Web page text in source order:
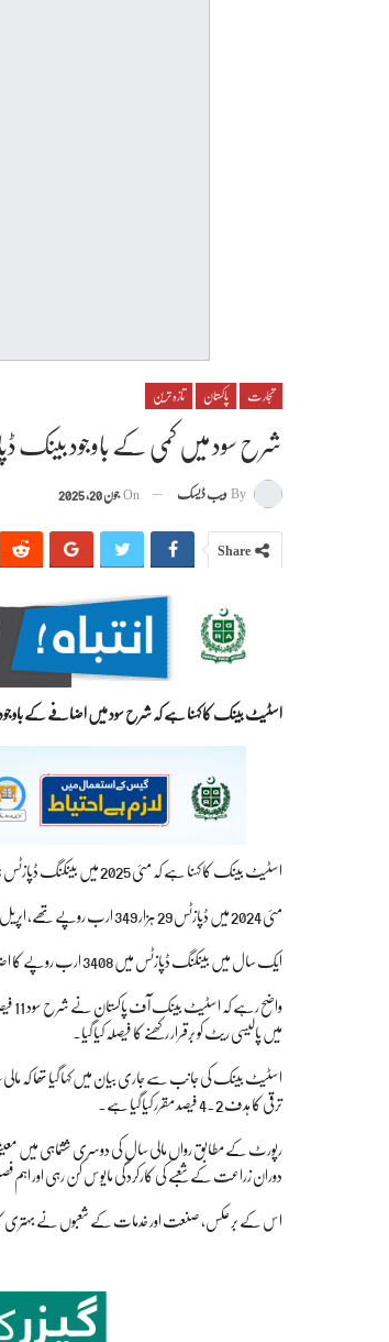
تجارت پاکستان تازہ ترین
شرح سود میں کمی کے باوجود بینک
By ویب ڈیسک On جون 20, 2025
Share
اسٹیٹ بینک کا کہنا ہے کہ شرح سود میں اضافے کے
اسٹیٹ بینک کا کہنا ہے کہ مئی 2025 میں بینکنگ ڈپازٹس 11.6 فیصد بڑھے ہیں، بینکنگ ڈپازٹس 32 ہزار 757 ارب روپے تک پہنچ گئے ہیں۔
مئی 2024 میں ڈپازٹس 29 ہزار 349 ارب روپے تھے، اپریل کے مقابلے میں مئی میں 441 ارب روپے کا ماہانہ اضافہ ہوا ہے۔
ایک سال میں بینکنگ ڈپازٹس میں 3408 ارب روپے کا اضافہ ریکارڈ کیا گیا ہے۔
میں پالیسی ریٹ کو برقرار رکھنے کا فیصلہ کیا گیا۔
ترقی کا ہدف 4.2 فیصد مقرر کیا گیا ہے۔
دوران زراعت کے شعبے کی کارکردگی مایوس کن رہی اور اہم
اس کے برعکس، صنعت اور خدمات کے شعبوں نے بہتری کا